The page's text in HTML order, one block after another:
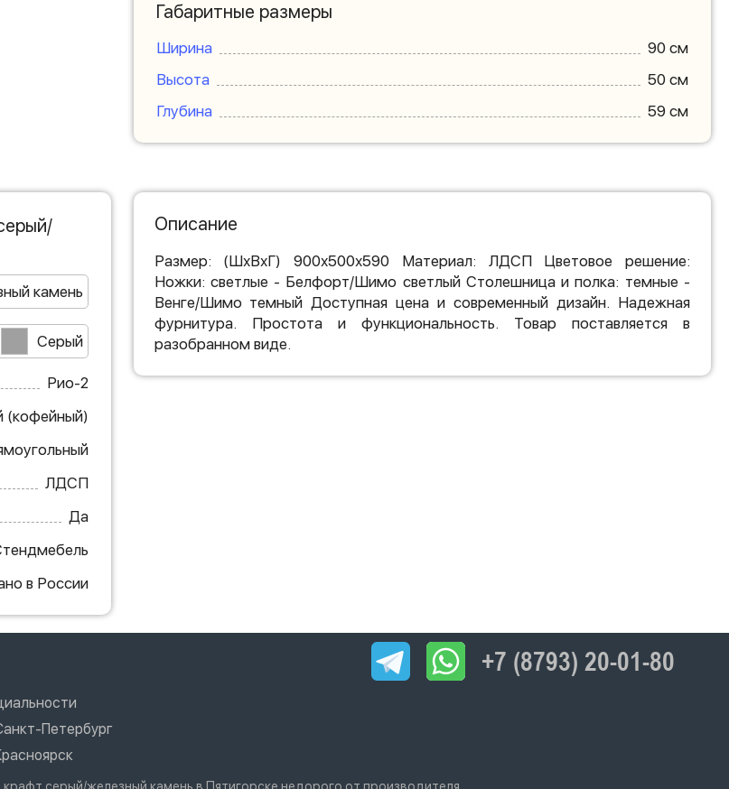
Габаритные размеры
Ширина
90 см
Высота
50 см
Глубина
59 см
камень
Серый
Рио-2
(кофейный)
ЛДСП
Да
в России
Описание
Размер: (ШхВхГ) 900х500х590 Материал: ЛДСП Цветовое решение:
Ножки: светлые - Белфорт/Шимо светлый Столешница и полка: темные -
Венге/Шимо темный Доступная цена и современный дизайн. Надежная
фурнитура. Простота и функциональность. Товар поставляется в
разобранном виде.
Петербург
+7 (8793) 20-01-80
серый/железный камень в Пятигорске недорого от производителя